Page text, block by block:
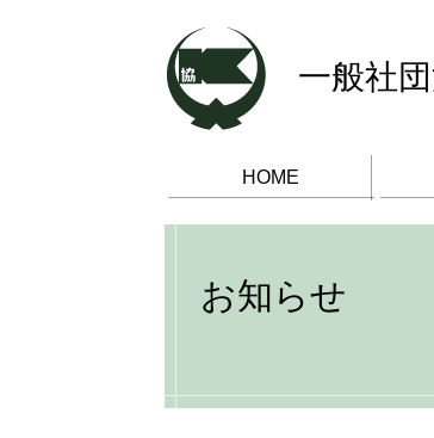
一般社
HOME
お知らせ